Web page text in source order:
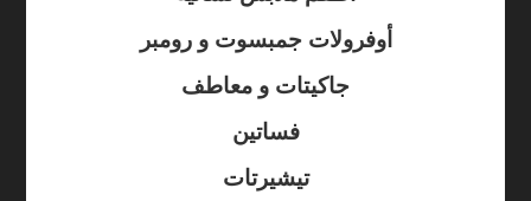
أوفرولات جمبسوت و رومبر
جاكيتات و معاطف
فساتين
تيشيرتات